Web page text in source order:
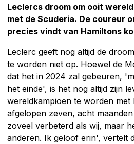
Leclercs droom om ooit
met de Scuderia. De coureur
precies vindt van Hamiltons
Leclerc geeft nog altijd de
te worden niet op. Hoewel de
dat het in 2024 zal gebeuren,
het einde', is het nog altijd zijn
wereldkampioen te worden met
afgelopen zeven, acht
zoveel verbeterd als wij, maar
anderen. Ik geloof erin', vertelt